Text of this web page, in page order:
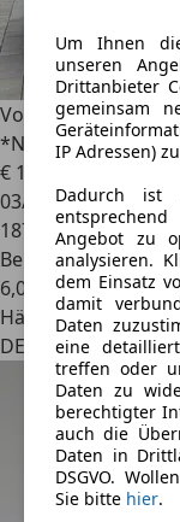
Volkswagen Golf
€ 11.780
03/2014
187.050 km
Benzin
6,0 l/100 km
Händler
DE 53332Bornheim
Um Ihnen
unseren
Drittanbieter
gemeinsam
IP Adressen)
Dadurch ist
Angebot zu
analysieren.
dem Einsatz
damit
Daten
eine
treffen oder
Daten zu
berechtigter
auch die
Daten in
DSGVO.
Sie bitte hier.